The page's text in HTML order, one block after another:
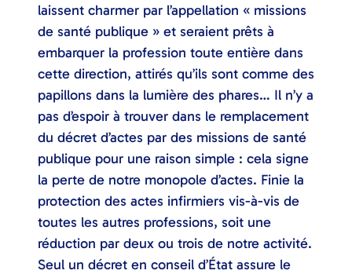
laissent charmer par l’appellation « missions
de santé publique » et seraient prêts à
embarquer la profession toute entière dans
cette direction, attirés qu’ils sont comme des
papillons dans la lumière des phares… Il n’y a
pas d’espoir à trouver dans le remplacement
du décret d’actes par des missions de santé
publique pour une raison simple : cela signe
la perte de notre monopole d’actes. Finie la
protection des actes infirmiers vis-à-vis de
toutes les autres professions, soit une
réduction par deux ou trois de notre activité.
Seul un décret en conseil d’État assure le